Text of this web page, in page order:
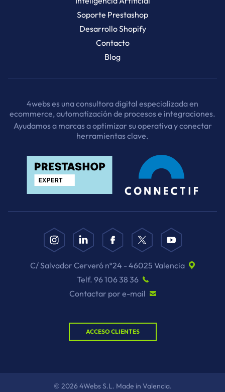
Soporte Prestashop
Desarrollo Shopify
Contacto
Blog
4webs es una consultora digital especializada en
ecommerce, automatización de procesos e integraciones.
Ayudamos a marcas a optimizar su operativa y conectar
herramientas clave.
C/ Salvador Cerveró nº24 - 46025 Valencia
Telf. 96 106 38 36
Contactar por e-mail
ACCESO CLIENTES
© 2026 4Webs S.L. Made in Valencia.